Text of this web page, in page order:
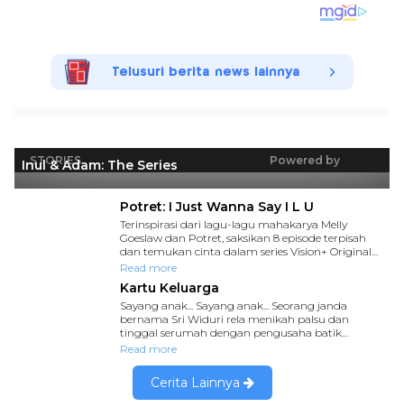
Telusuri berita news lainnya